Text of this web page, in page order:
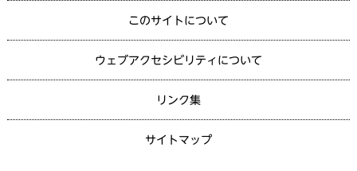
このサイトについて
ウェブアクセシビリティについて
リンク集
サイトマップ